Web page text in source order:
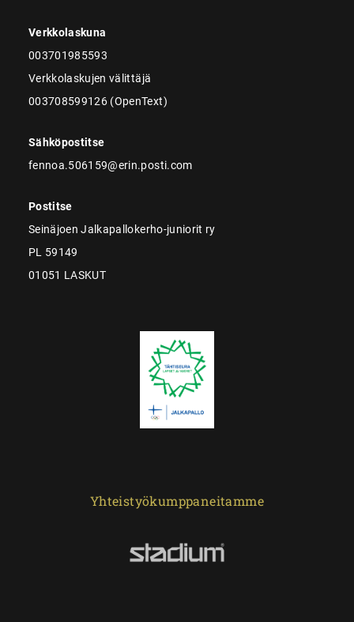
Verkkolaskuna
003701985593
Verkkolaskujen välittäjä
003708599126 (OpenText)
Sähköpostitse
fennoa.506159@erin.posti.com
Postitse
Seinäjoen Jalkapallokerho-juniorit ry
PL 59149
01051 LASKUT
Yhteistyökumppaneitamme